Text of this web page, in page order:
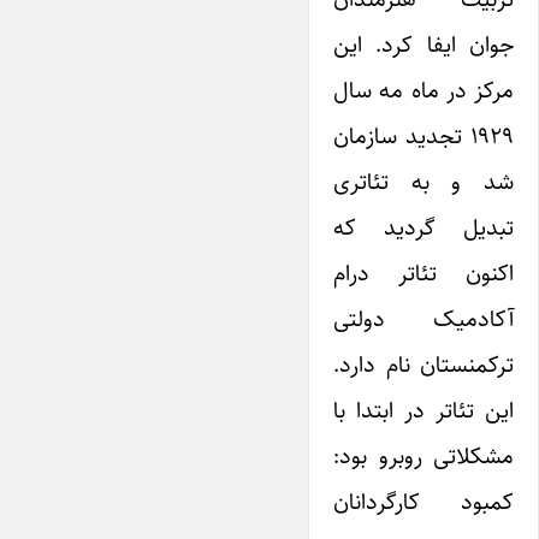
جوان ایفا کرد. این
مرکز در ماه مه سال
۱۹۲۹ تجدید سازمان
شد و به تئاتری
تبدیل گردید که
اکنون تئاتر درام
آکادمیک دولتی
ترکمنستان نام دارد.
این تئاتر در ابتدا با
مشکلاتی روبرو بود:
کمبود کارگردانان